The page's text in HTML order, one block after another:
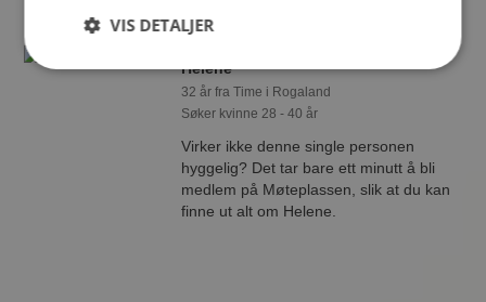
Helene
32 år fra Time i Rogaland
Søker kvinne 28 - 40 år
Virker ikke denne single personen
hyggelig? Det tar bare ett minutt å bli
medlem på Møteplassen, slik at du kan
finne ut alt om Helene.
VIS DETALJER